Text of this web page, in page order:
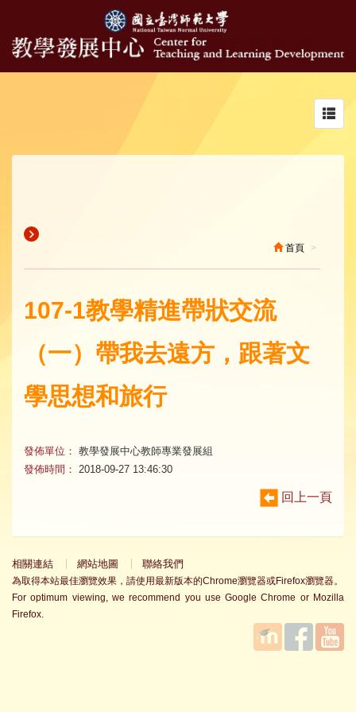
首頁
107-1教學精進帶狀交流
（一）帶我去遠方，跟著文
學思想和旅行
發佈單位： 教學發展中心教師專業發展組
發佈時間：
2018-09-27 13:46:30
回上一頁
相關連結 網站地圖 聯絡我們
為取得本站最佳瀏覽效果，請使用最新版本的Chrome瀏覽器或Firefox瀏覽器。
For optimum viewing, we recommend you use Google Chrome or Mozilla
Firefox.